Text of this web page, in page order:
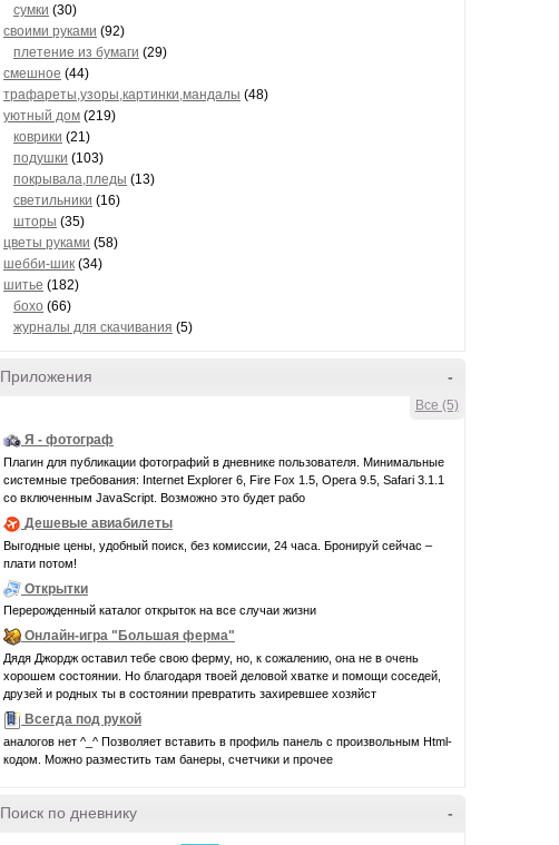
сумки (30)
своими руками (92)
плетение из бумаги (29)
смешное (44)
трафареты,узоры,картинки,мандалы (48)
уютный дом (219)
коврики (21)
подушки (103)
покрывала,пледы (13)
светильники (16)
шторы (35)
цветы руками (58)
шебби-шик (34)
шитье (182)
бохо (66)
журналы для скачивания (5)
-
Приложения
Все (5)
Я - фотограф
Плагин для публикации фотографий в дневнике пользователя. Минимальные
системные требования: Internet Explorer 6, Fire Fox 1.5, Opera 9.5, Safari 3.1.1
со включенным JavaScript. Возможно это будет рабо
Дешевые авиабилеты
Выгодные цены, удобный поиск, без комиссии, 24 часа. Бронируй сейчас –
плати потом!
Открытки
Перерожденный каталог открыток на все случаи жизни
Онлайн-игра "Большая ферма"
Дядя Джордж оставил тебе свою ферму, но, к сожалению, она не в очень
хорошем состоянии. Но благодаря твоей деловой хватке и помощи соседей,
друзей и родных ты в состоянии превратить захиревшее хозяйст
Всегда под рукой
аналогов нет ^_^ Позволяет вставить в профиль панель с произвольным Html-
кодом. Можно разместить там банеры, счетчики и прочее
-
Поиск по дневнику